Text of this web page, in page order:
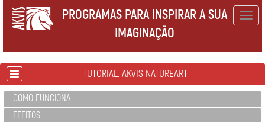
PROGRAMAS PARA INSPIRAR A SUA
IMAGINAÇÃO
TUTORIAL: AKVIS NATUREART
COMO FUNCIONA
EFEITOS